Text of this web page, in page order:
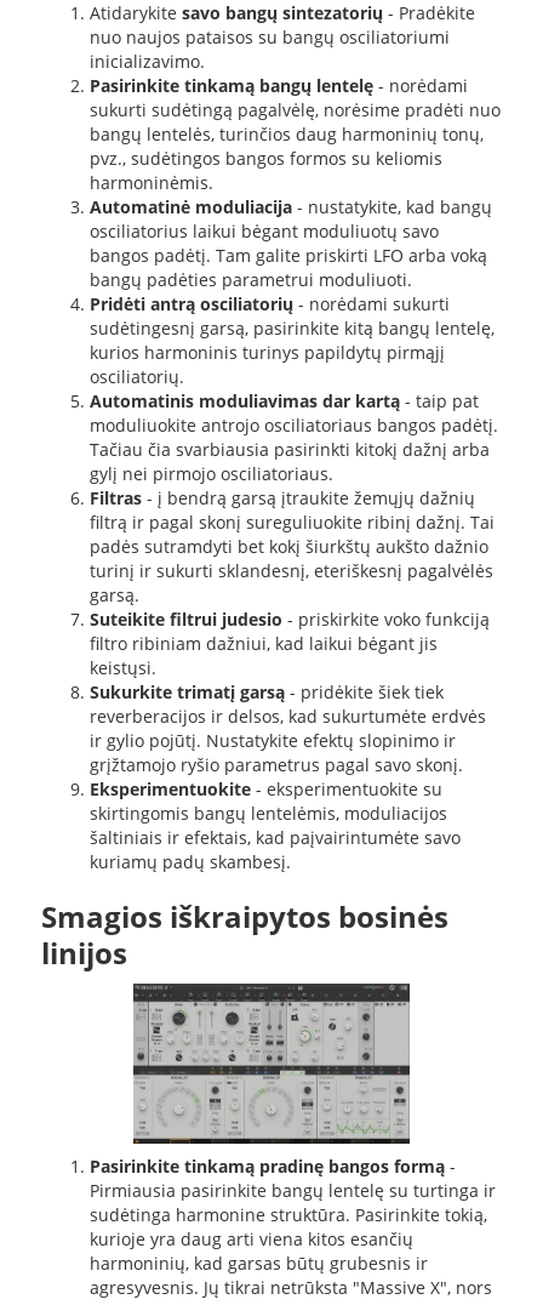
Atidarykite savo bangų sintezatorių - Pradėkite
nuo naujos pataisos su bangų osciliatoriumi
inicializavimo.
Pasirinkite tinkamą bangų lentelę- norėdami
sukurti sudėtingą pagalvėlę, norėsime pradėti nuo
bangų lentelės, turinčios daug harmoninių tonų,
pvz., sudėtingos bangos formos su keliomis
harmoninėmis.
Automatinė moduliacija- nustatykite, kad bangų
osciliatorius laikui bėgant moduliuotų savo
bangos padėtį. Tam galite priskirti LFO arba voką
bangų padėties parametrui moduliuoti.
Pridėti antrą osciliatorių - norėdami sukurti
sudėtingesnį garsą, pasirinkite kitą bangų lentelę,
kurios harmoninis turinys papildytų pirmąjį
osciliatorių.
Automatinis moduliavimas dar kartą- taip pat
moduliuokite antrojo osciliatoriaus bangos padėtį.
Tačiau čia svarbiausia pasirinkti kitokį dažnį arba
gylį nei pirmojo osciliatoriaus.
Filtras- į bendrą garsą įtraukite žemųjų dažnių
filtrą ir pagal skonį sureguliuokite ribinį dažnį. Tai
padės sutramdyti bet kokį šiurkštų aukšto dažnio
turinį ir sukurti sklandesnį, eteriškesnį pagalvėlės
garsą.
Suteikite filtrui judesio - priskirkite voko funkciją
filtro ribiniam dažniui, kad laikui bėgant jis
keistųsi.
Sukurkite trimatį garsą- pridėkite šiek tiek
reverberacijos ir delsos, kad sukurtumėte erdvės
ir gylio pojūtį. Nustatykite efektų slopinimo ir
grįžtamojo ryšio parametrus pagal savo skonį.
Eksperimentuokite- eksperimentuokite su
skirtingomis bangų lentelėmis, moduliacijos
šaltiniais ir efektais, kad paįvairintumėte savo
kuriamų padų skambesį.
Smagios iškraipytos bosinės
linijos
Pasirinkite tinkamą pradinę bangos formą-
Pirmiausia pasirinkite bangų lentelę su turtinga ir
sudėtinga harmonine struktūra. Pasirinkite tokią,
kurioje yra daug arti viena kitos esančių
harmoninių, kad garsas būtų grubesnis ir
agresyvesnis. Jų tikrai netrūksta "Massive X", nors